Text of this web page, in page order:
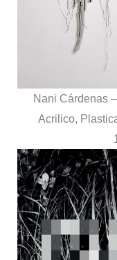
Nani Cárdenas
Acrilico,